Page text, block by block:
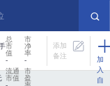
总
市
值
-
市
净
率
-
流通
市值
市
盈
添加
备注
加
入
自